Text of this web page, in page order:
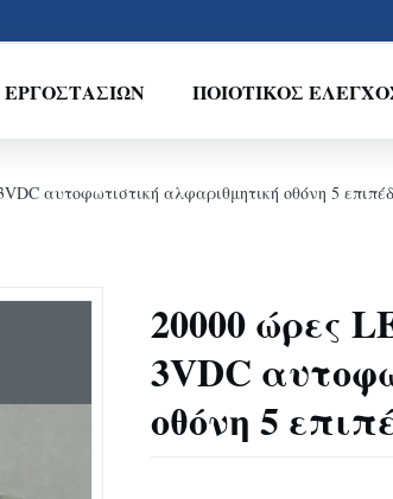
ΠΟΙΟΤΙΚΌΣ
αυτοφωτιστική αλφαριθμητική οθόνη 5
20000 ώρες
3VDC
οθόνη 5